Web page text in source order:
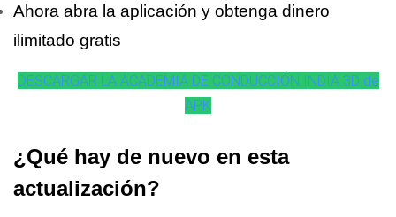
Ahora abra la aplicación y obtenga dinero
ilimitado gratis
DESCARGAR LA ACADEMIA DE CONDUCCIÓN INDIA 3D de
APK
¿Qué hay de nuevo en esta
actualización?